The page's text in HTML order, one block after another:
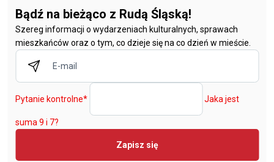
Bądź na bieżąco z Rudą Śląską!
Szereg informacji o wydarzeniach kulturalnych, sprawach
mieszkańców oraz o tym, co dzieje się na co dzień w mieście.
Pytanie kontrolne* Jaka jest
suma 9 i 7?
Zapisz się